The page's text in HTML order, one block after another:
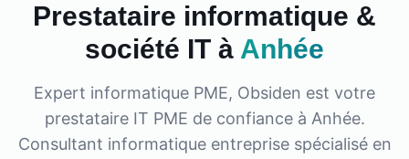
Prestataire informatique &
société IT à Anhée
Expert informatique PME, Obsiden est votre
prestataire IT PME de confiance à Anhée.
Consultant informatique entreprise spécialisé en